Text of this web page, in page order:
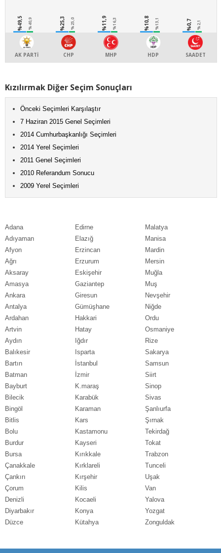
Adana
Adıyaman
Afyon
Ağrı
Aksaray
Amasya
Ankara
Antalya
Ardahan
Artvin
Aydın
Balıkesir
Bartın
Batman
Bayburt
Bilecik
Bingöl
Bitlis
Bolu
Burdur
Bursa
Çanakkale
Çankırı
Çorum
Denizli
Diyarbakır
Düzce
Edirne
Elazığ
Erzincan
Erzurum
Eskişehir
Gaziantep
Giresun
Gümüşhane
Hakkari
Hatay
Iğdır
Isparta
İstanbul
İzmir
K.maraş
Karabük
Karaman
Kars
Kastamonu
Kayseri
Kırıkkale
Kırklareli
Kırşehir
Kilis
Kocaeli
Konya
Kütahya
Malatya
Manisa
Mardin
Mersin
Muğla
Muş
Nevşehir
Niğde
Ordu
Osmaniye
Rize
Sakarya
Samsun
Siirt
Sinop
Sivas
Şanlıurfa
Şırnak
Tekirdağ
Tokat
Trabzon
Tunceli
Uşak
Van
Yalova
Yozgat
Zonguldak
%49,5 %40,9
AK PARTİ
%25,3 %25,0
CHP
%11,9 %16,3
MHP
%10,8 %13,1
HDP
%0,7 %2,1
SAADET
Kızılırmak Diğer Seçim Sonuçları
Önceki Seçimleri Karşılaştır
7 Haziran 2015 Genel Seçimleri
2014 Cumhurbaşkanlığı Seçimleri
2014 Yerel Seçimleri
2011 Genel Seçimleri
2010 Referandum Sonucu
2009 Yerel Seçimleri